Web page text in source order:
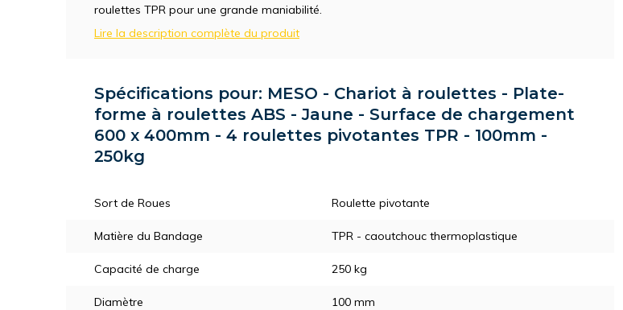
roulettes TPR pour une grande maniabilité.
Lire la description complète du produit
Spécifications pour: MESO - Chariot à roulettes - Plate-
forme à roulettes ABS - Jaune - Surface de chargement
600 x 400mm - 4 roulettes pivotantes TPR - 100mm -
250kg
Sort de Roues Roulette pivotante
Matière du Bandage TPR - caoutchouc thermoplastique
Capacité de charge 250 kg
Diamètre 100 mm